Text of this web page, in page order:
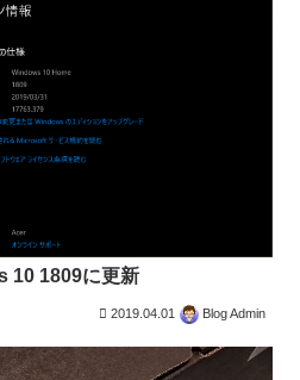
10 1809に更新
2019.04.01 Blog Admin